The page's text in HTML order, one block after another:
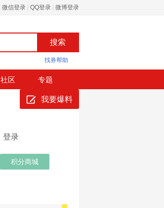
微信登录 QQ登录 微博登录
找券帮助
社区 专题
我要爆料
登录
积分商城